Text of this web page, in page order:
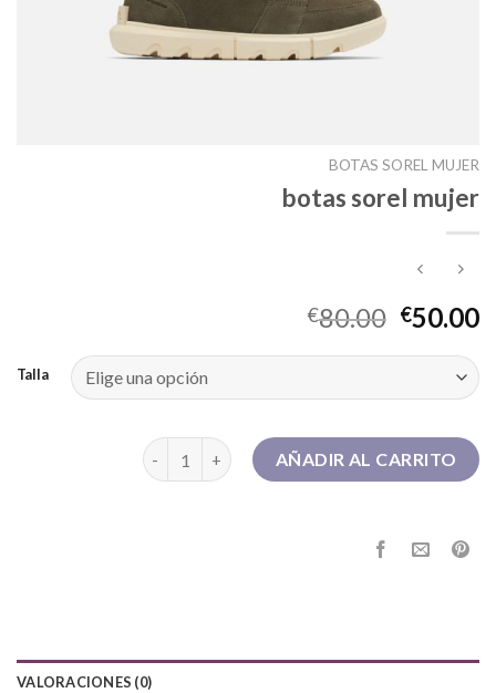
BOTAS SOREL MUJER
botas sorel mujer
€80.00 €50.00
Talla
botas sorel mujer cantidadAÑADIR AL CARRITO
VALORACIONES (0)